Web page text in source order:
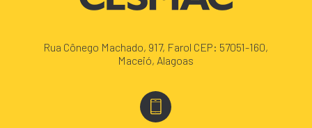
Rua Cônego Machado, 917, Farol CEP: 57051-160,
Maceió, Alagoas